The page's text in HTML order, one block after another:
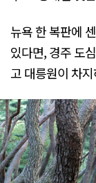
뉴욕 한 복판에
있다면, 경주 도
고 대릉원이 차